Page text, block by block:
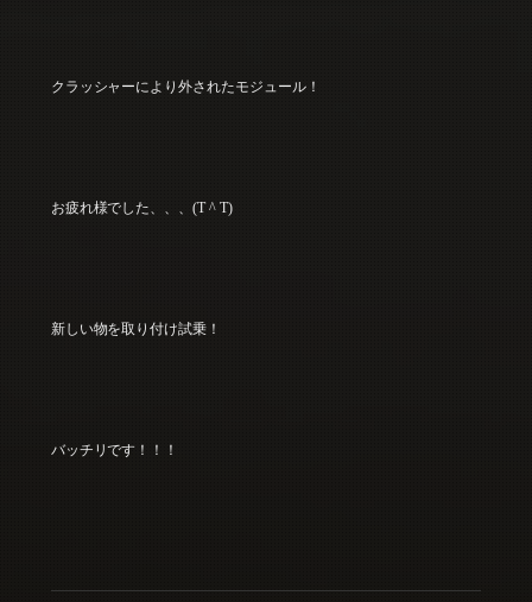
クラッシャーにより外されたモジュール！
お疲れ様でした、、、(T ^ T)
新しい物を取り付け試乗！
バッチリです！！！